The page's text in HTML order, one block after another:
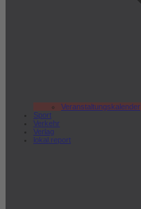
Veranstaltungskalender
Sport
Verkehr
Verlag
lokal.report